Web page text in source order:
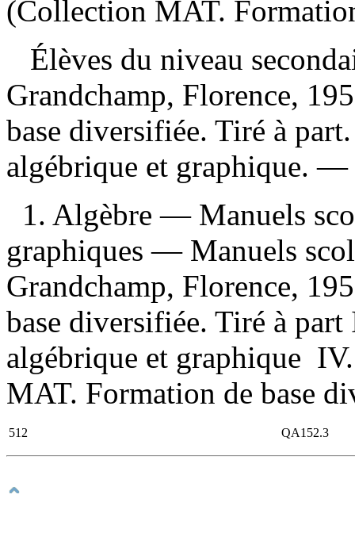
(Collection MAT.
Élèves du niveau
Grandchamp, Florence,
base diversifiée. Tiré à
algébrique et graphique. —
1. Algèbre — Manuels
graphiques — Manuels
Grandchamp, Florence,
base diversifiée. Tiré à
algébrique et graphique
MAT. Formation de base
512 QA152.3